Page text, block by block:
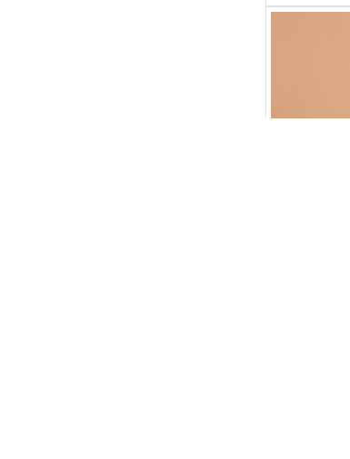
WEEKEND